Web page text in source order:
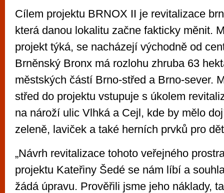
Cílem projektu BRNOX II je revitalizace
která danou lokalitu začne fakticky měnit.
projekt týká, se nacházejí východně od
Brněnský Bronx má rozlohu zhruba 63
městských částí Brno-střed a Brno-sever.
střed do projektu vstupuje s úkolem
na nároží ulic Vlhká a Cejl, kde by mělo
zeleně, laviček a také herních prvků pro
„Návrh revitalizace tohoto veřejného
projektu Kateřiny Šedé se nám líbí a
žádá úpravu. Prověřili jsme jeho náklady,